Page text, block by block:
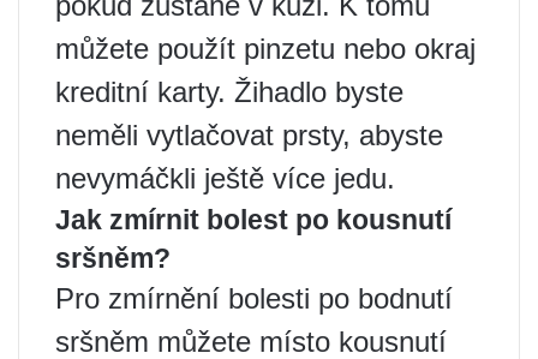
můžete použít pinzetu nebo okraj
kreditní karty. Žihadlo byste
neměli vytlačovat prsty, abyste
nevymáčkli ještě více jedu.
Jak zmírnit bolest po kousnutí
sršněm?
Pro zmírnění bolesti po bodnutí
sršněm můžete místo kousnutí